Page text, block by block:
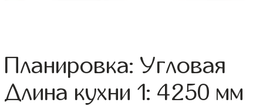
Планировка: Угловая
Длина кухни 1: 4250 мм